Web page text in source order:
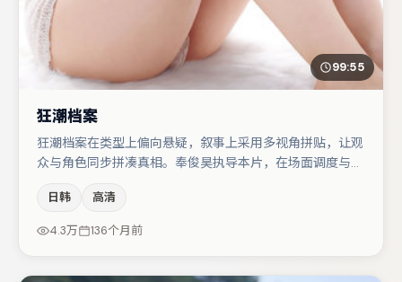
99:55
狂潮档案
狂潮档案在类型上偏向悬疑，叙事上采用多视角拼贴，让观
众与角色同步拼凑真相。奉俊昊执导本片，在场面调度与表
括刘亦菲、廖凡、谭卓等，角色动机前后呼应，适合喜欢抠
台词与伏笔的观众。若你偏爱强类型与清晰主线，这部作品
值得关注。
日韩 高清
4.3万 136个月前